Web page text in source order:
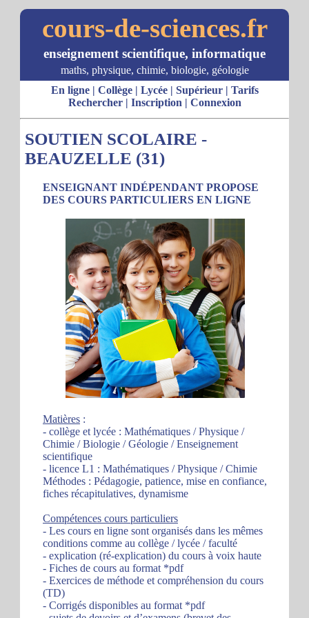
cours-de-sciences.fr
enseignement scientifique, informatique
maths, physique, chimie, biologie, géologie
En ligne| Collège| Lycée| Supérieur| Tarifs
Rechercher| Inscription | Connexion
SOUTIEN SCOLAIRE -
BEAUZELLE (31)
ENSEIGNANT INDÉPENDANT PROPOSE
DES COURS PARTICULIERS EN LIGNE
Matières :
- collège et lycée : Mathématiques / Physique /
Chimie / Biologie / Géologie / Enseignement
scientifique
- licence L1 : Mathématiques / Physique / Chimie
Méthodes : Pédagogie, patience, mise en confiance,
fiches récapitulatives, dynamisme
Compétences cours particuliers
- Les cours en ligne sont organisés dans les mêmes
conditions comme au collège / lycée / faculté
- explication (ré-explication) du cours à voix haute
- Fiches de cours au format *pdf
- Exercices de méthode et compréhension du cours
(TD)
- Corrigés disponibles au format *pdf